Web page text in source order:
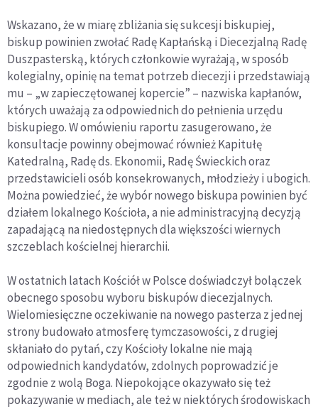
Wskazano, że w miarę zbliżania się sukcesji biskupiej,
biskup powinien zwołać Radę Kapłańską i Diecezjalną Radę
Duszpasterską, których członkowie wyrażają, w sposób
kolegialny, opinię na temat potrzeb diecezji i przedstawiają
mu – „w zapieczętowanej kopercie” – nazwiska kapłanów,
których uważają za odpowiednich do pełnienia urzędu
biskupiego. W omówieniu raportu zasugerowano, że
konsultacje powinny obejmować również Kapitułę
Katedralną, Radę ds. Ekonomii, Radę Świeckich oraz
przedstawicieli osób konsekrowanych, młodzieży i ubogich.
Można powiedzieć, że wybór nowego biskupa powinien być
działem lokalnego Kościoła, a nie administracyjną decyzją
zapadającą na niedostępnych dla większości wiernych
szczeblach kościelnej hierarchii.
W ostatnich latach Kościół w Polsce doświadczył bolączek
obecnego sposobu wyboru biskupów diecezjalnych.
Wielomiesięczne oczekiwanie na nowego pasterza z jednej
strony budowało atmosferę tymczasowości, z drugiej
skłaniało do pytań, czy Kościoły lokalne nie mają
odpowiednich kandydatów, zdolnych poprowadzić je
zgodnie z wolą Boga. Niepokojące okazywało się też
pokazywanie w mediach, ale też w niektórych środowiskach